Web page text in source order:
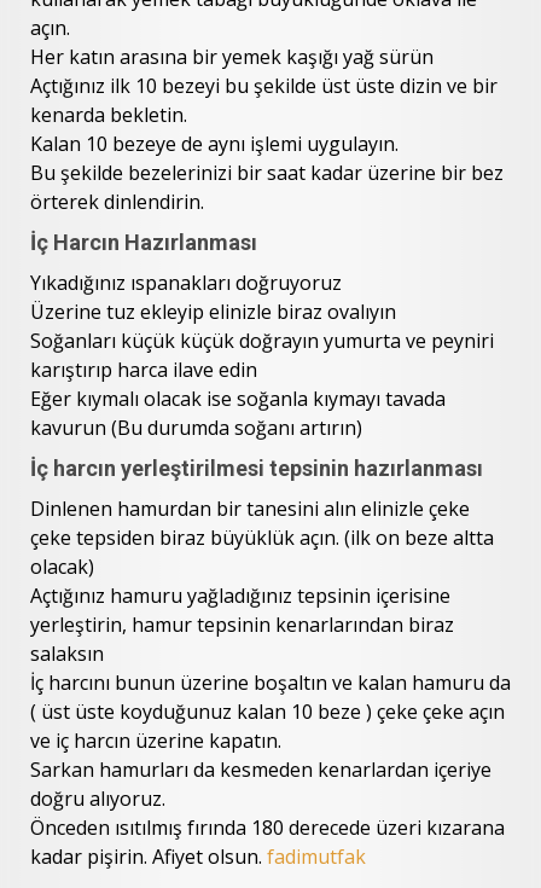
açın.
Her katın arasına bir yemek kaşığı yağ sürün
Açtığınız ilk 10 bezeyi bu şekilde üst üste dizin ve bir
kenarda bekletin.
Kalan 10 bezeye de aynı işlemi uygulayın.
Bu şekilde bezelerinizi bir saat kadar üzerine bir bez
örterek dinlendirin.
İç Harcın Hazırlanması
Yıkadığınız ıspanakları doğruyoruz
Üzerine tuz ekleyip elinizle biraz ovalıyın
Soğanları küçük küçük doğrayın yumurta ve peyniri
karıştırıp harca ilave edin
Eğer kıymalı olacak ise soğanla kıymayı tavada
kavurun (Bu durumda soğanı artırın)
İç harcın yerleştirilmesi tepsinin hazırlanması
Dinlenen hamurdan bir tanesini alın elinizle çeke
çeke tepsiden biraz büyüklük açın. (ilk on beze altta
olacak)
Açtığınız hamuru yağladığınız tepsinin içerisine
yerleştirin, hamur tepsinin kenarlarından biraz
salaksın
İç harcını bunun üzerine boşaltın ve kalan hamuru da
( üst üste koyduğunuz kalan 10 beze ) çeke çeke açın
ve iç harcın üzerine kapatın.
Sarkan hamurları da kesmeden kenarlardan içeriye
doğru alıyoruz.
Önceden ısıtılmış fırında 180 derecede üzeri kızarana
kadar pişirin. Afiyet olsun. fadimutfak